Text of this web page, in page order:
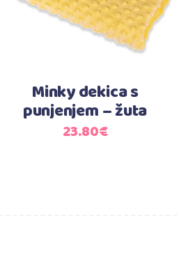
Minky dekica s
punjenjem – žuta
23.80€